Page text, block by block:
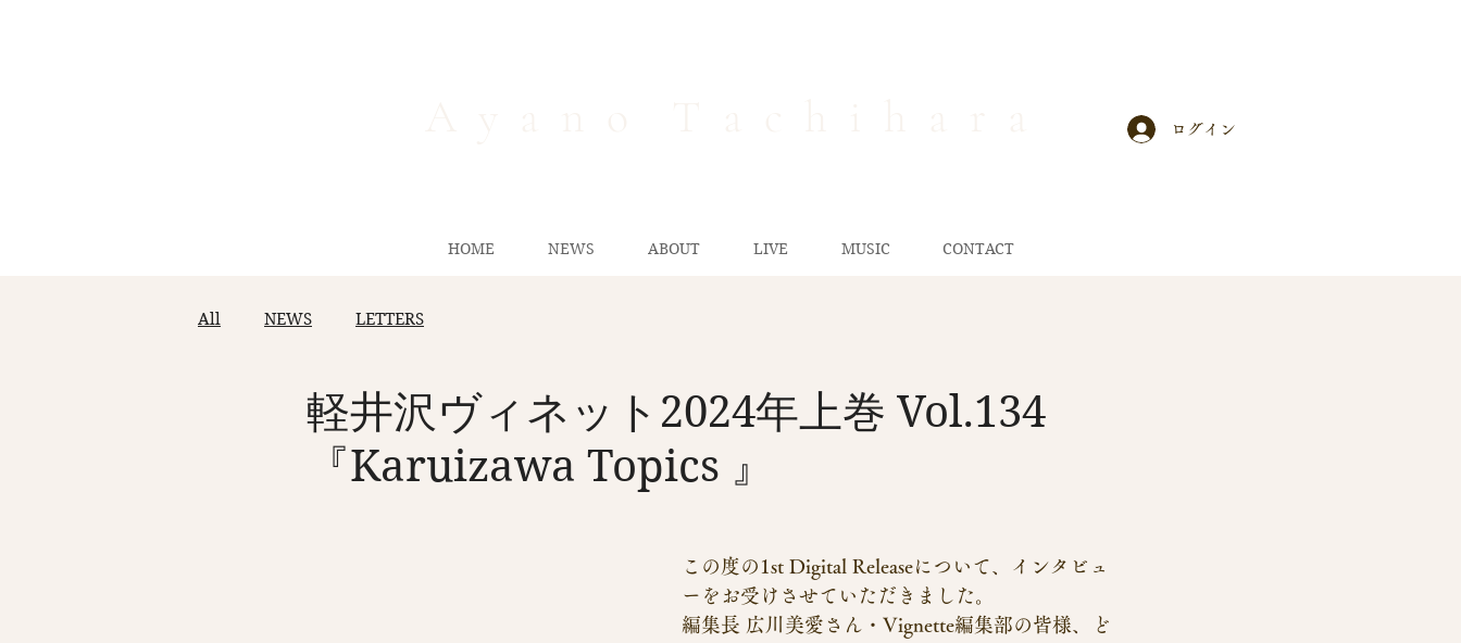
ログイン
HOME NEWS ABOUT LIVE MUSIC CONTACT
All NEWS LETTERS
軽井沢ヴィネット2024年上巻 Vol.134
『Karuizawa Topics 』
この度の1st Digital Releaseについて、インタビュ
ーをお受けさせていただきました。
編集長 広川美愛さん・Vignette編集部の皆様、ど